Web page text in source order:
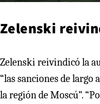
Zelenski
Zelenski reivindicó la
“las sanciones de largo
la región de Moscú”.